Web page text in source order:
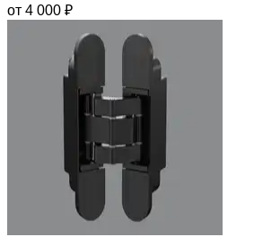
от 4 000 ₽